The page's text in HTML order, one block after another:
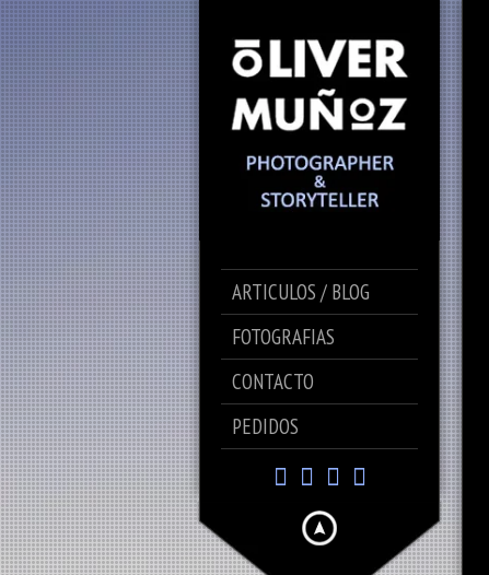
ARTICULOS / BLOG
FOTOGRAFIAS
CONTACTO
PEDIDOS